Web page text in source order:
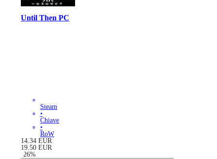
Until Then PC
Steam
•
Chiave
•
RoW
14.34 EUR
19.50 EUR
-26%